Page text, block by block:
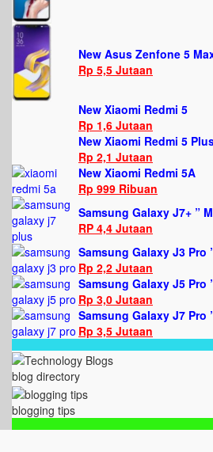
New Asus Zenfone 5
Rp 5,5 Jutaan
New Xiaomi Redmi 5
Rp 1,6 Jutaan
New Xiaomi Redmi 5
Rp 2,1 Jutaan
New Xiaomi Redmi 5A
Rp 999 Ribuan
Samsung Galaxy J7+ ”
RP 4,4 Jutaan
Samsung Galaxy J3 Pro
Rp 2,2 Jutaan
Samsung Galaxy J5 Pro
Rp 3,0 Jutaan
Samsung Galaxy J7 Pro
Rp 3,5 Jutaan
blog directory
blogging tips